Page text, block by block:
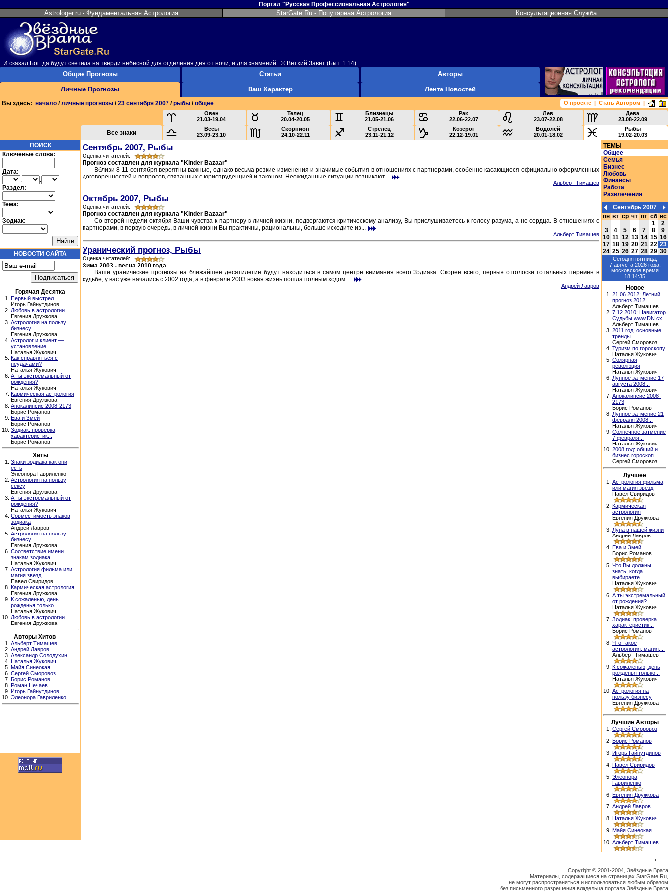
Портал "Русская Профессиональная Астрология"
Astrologer.ru - Фундаментальная Астрология StarGate.Ru - Популярная Астрология Консультационная Служба
И сказал Бог: да будут светила на тверди небесной для отделения дня от ночи, и для знамений © Ветхий Завет (Быт. 1:14)
Общие Прогнозы
Личные Прогнозы
Статьи
Ваш Характер
Авторы
Лента Новостей
Вы здесь: начало /личные прогнозы /23 сентября 2007 /рыбы /общее О проекте | Стать Автором |
Овен
21.03-19.04
Телец
20.04-20.05
Близнецы
21.05-21.06
Рак
22.06-22.07
Лев
23.07-22.08
Дева
23.08-22.09
Все знаки
Весы
23.09-23.10
Скорпион
24.10-22.11
Стрелец
23.11-21.12
Козерог
22.12-19.01
Водолей
20.01-18.02
Рыбы
19.02-20.03
ПОИСК
Ключевые слова:
Дата:
.
.
Раздел:
Тема:
Зодиак:
НОВОСТИ САЙТА
Горячая Десятка
1. Первый выстрел
Игорь Гайнутдинов
2. Любовь в астрологии
Евгения Дружкова
3. Астрология на пользу
бизнесу
Евгения Дружкова
4. Астролог и клиент —
установление...
Наталья Жукович
5. Как справляться с
неудачами?
Наталья Жукович
6. А ты экстремальный от
рождения?
Наталья Жукович
7. Кармическая астрология
Евгения Дружкова
8. Апокалипсис 2008-2173
Борис Романов
9. Ева и Змей
Борис Романов
10. Зодиак: проверка
характеристик...
Борис Романов
Хиты
1. Знаки зодиака как они
есть
Элеонора Гавриленко
2. Астрология на пользу
сексу
Евгения Дружкова
3. А ты экстремальный от
рождения?
Наталья Жукович
4. Совместимость знаков
зодиака
Андрей Лавров
5. Астрология на пользу
бизнесу
Евгения Дружкова
6. Соответствие имени
знакам зодиака
Наталья Жукович
7. Астрология фильма или
магия звезд
Павел Свиридов
8. Кармическая астрология
Евгения Дружкова
9. К сожаленью, день
рожденья только...
Наталья Жукович
10. Любовь в астрологии
Евгения Дружкова
Авторы Хитов
1. Альберт Тимашев
2. Андрей Лавров
3. Александр Солодухин
4. Наталья Жукович
5. Майя Синеокая
6. Сергей Сморовоз
7. Борис Романов
8. Роман Нечаев
9. Игорь Гайнутдинов
10. Элеонора Гавриленко
Сентябрь 2007, Рыбы
Оценка читателей:
Прогноз составлен для журнала "Kinder Bazaar"
Вблизи 8-11 сентября вероятны важные, однако весьма резкие изменения и значимые события в отношениях с партнерами, особенно касающиеся официально оформленных
договоренностей и вопросов, связанных с юриспруденцией и законом. Неожиданные ситуации возникают...
Альберт Тимашев
Октябрь 2007, Рыбы
Оценка читателей:
Прогноз составлен для журнала "Kinder Bazaar"
Со второй недели октября Ваши чувства к партнеру в личной жизни, подвергаются критическому анализу, Вы прислушиваетесь к голосу разума, а не сердца. В отношениях с
партнерами, в первую очередь, в личной жизни Вы практичны, рациональны, больше исходите из...
Альберт Тимашев
Уранический прогноз, Рыбы
Оценка читателей:
Зима 2003 - весна 2010 года
Ваши уранические прогнозы на ближайшее десятилетие будут находиться в самом центре внимания всего Зодиака. Скорее всего, первые отголоски тотальных перемен в
судьбе, у вас уже начались с 2002 года, а в феврале 2003 новая жизнь пошла полным ходом....
Андрей Лавров
ТЕМЫ
Общее
Семья
Бизнес
Любовь
Финансы
Работа
Развлечения
Сентябрь 2007
пн вт ср чт пт сб вс
1
2
3
4 5 6 7 8
9
10 11 12 13 14 15 16
17 18 19 20 21 22 23
24 25 26 27 28 29 30
Сегодня пятница,
7 августа 2026года,
московское время
18:14:35
Новое
1. 21.06.2012: Летний
прогноз 2012
Альберт Тимашев
2. 7.12.2010: Навигатор
Судьбы www.DN.cx
Альберт Тимашев
3. 2011 год: основные
тренды
Сергей Сморовоз
4. Туризм по гороскопу
Наталья Жукович
5. Солярная
революция
Наталья Жукович
6. Лунное затмение 17
августа 2008...
Наталья Жукович
7. Апокалипсис 2008-
2173
Борис Романов
8. Лунное затмение 21
февраля 2008...
Наталья Жукович
9. Солнечное затмение
7 февраля...
Наталья Жукович
10. 2008 год: общий и
бизнес гороскоп
Сергей Сморовоз
Лучшее
1. Астрология фильма
или магия звезд
Павел Свиридов
2. Кармическая
астрология
Евгения Дружкова
3. Луна в нашей жизни
Андрей Лавров
4. Ева и Змей
Борис Романов
5. Что Вы должны
знать, когда
выбираете...
Наталья Жукович
6. А ты экстремальный
от рождения?
Наталья Жукович
7. Зодиак: проверка
характеристик...
Борис Романов
8. Что такое
астрология, магия,...
Альберт Тимашев
9. К сожаленью, день
рожденья только...
Наталья Жукович
10. Астрология на
пользу бизнесу
Евгения Дружкова
Лучшие Авторы
1. Сергей Сморовоз
2. Борис Романов
3. Игорь Гайнутдинов
4. Павел Свиридов
5. Элеонора
Гавриленко
6. Евгения Дружкова
7. Андрей Лавров
8. Наталья Жукович
9. Майя Синеокая
10. Альберт Тимашев
Copyright © 2001-2004, Звёздные Врата
Материалы, содержащиеся на страницах StarGate.Ru,
не могут распространяться и использоваться любым образом
без письменного разрешения владельца портала Звёздные Врата